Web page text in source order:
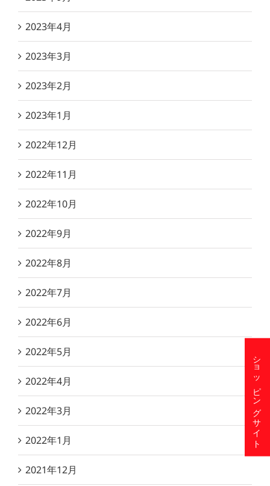
2023年4月
2023年3月
2023年2月
2023年1月
2022年12月
2022年11月
2022年10月
2022年9月
2022年8月
2022年7月
2022年6月
2022年5月
2022年4月
2022年3月
2022年1月
2021年12月
ショッピングサイト